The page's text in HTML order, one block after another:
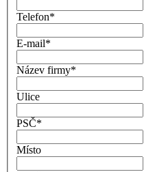
Telefon*
E-mail*
Název firmy*
Ulice
PSČ*
Místo